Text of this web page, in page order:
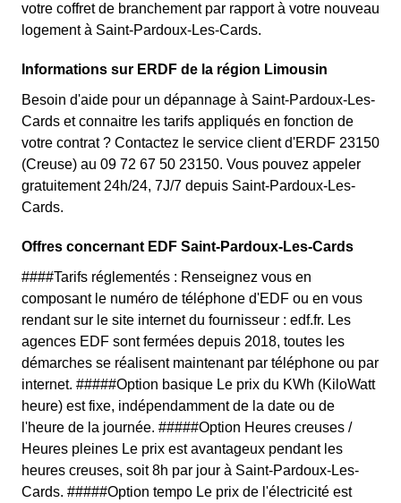
votre coffret de branchement par rapport à votre nouveau
logement à Saint-Pardoux-Les-Cards.
Informations sur ERDF de la région Limousin
Besoin d'aide pour un dépannage à Saint-Pardoux-Les-
Cards et connaitre les tarifs appliqués en fonction de
votre contrat ? Contactez le service client d'ERDF 23150
(Creuse) au 09 72 67 50 23150. Vous pouvez appeler
gratuitement 24h/24, 7J/7 depuis Saint-Pardoux-Les-
Cards.
Offres concernant EDF Saint-Pardoux-Les-Cards
####Tarifs réglementés : Renseignez vous en
composant le numéro de téléphone d'EDF ou en vous
rendant sur le site internet du fournisseur : edf.fr. Les
agences EDF sont fermées depuis 2018, toutes les
démarches se réalisent maintenant par téléphone ou par
internet. #####Option basique Le prix du KWh (KiloWatt
heure) est fixe, indépendamment de la date ou de
l'heure de la journée. #####Option Heures creuses /
Heures pleines Le prix est avantageux pendant les
heures creuses, soit 8h par jour à Saint-Pardoux-Les-
Cards. #####Option tempo Le prix de l'électricité est